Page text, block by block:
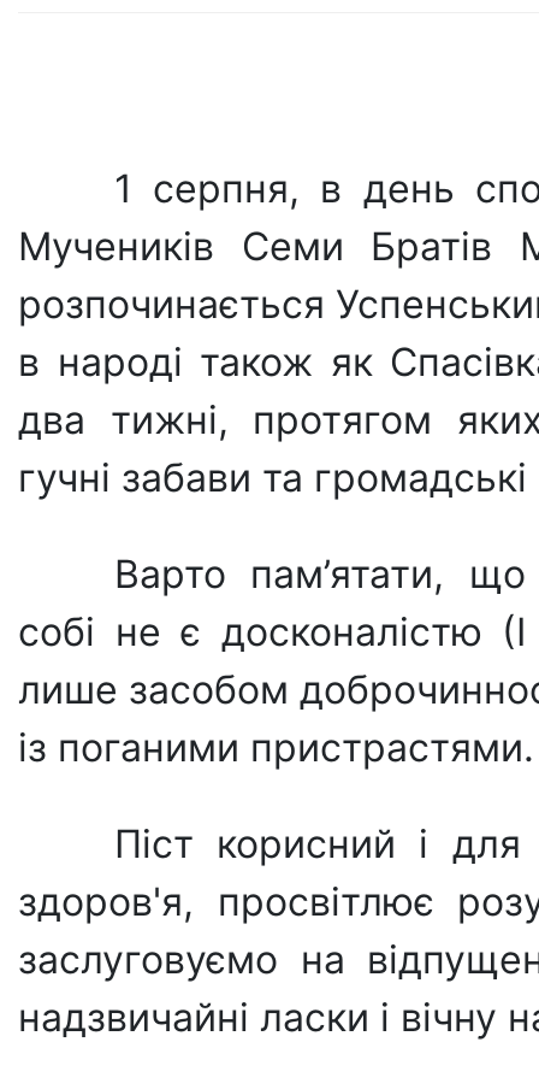
1 серпня, в день
Мучеників Семи Братів
розпочинається
в народі також як
два тижні, протягом
гучні забави та
Варто пам’ятати,
собі не є досконалістю
лише засобом
із поганими пристрастями.
Піст корисний і
здоров'я, просвітлює
заслуговуємо на
надзвичайні ласки і вічну